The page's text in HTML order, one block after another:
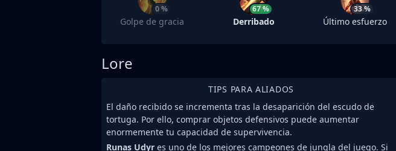
0 %
Golpe de gracia
67 %
Derribado
33 %
Último esfuerzo
Lore
TIPS PARA ALIADOS
El daño recibido se incrementa tras la desaparición del escudo de
tortuga. Por ello, comprar objetos defensivos puede aumentar
enormemente tu capacidad de supervivencia.
Runas Udyr es uno de los mejores campeones de jungla del juego. Si